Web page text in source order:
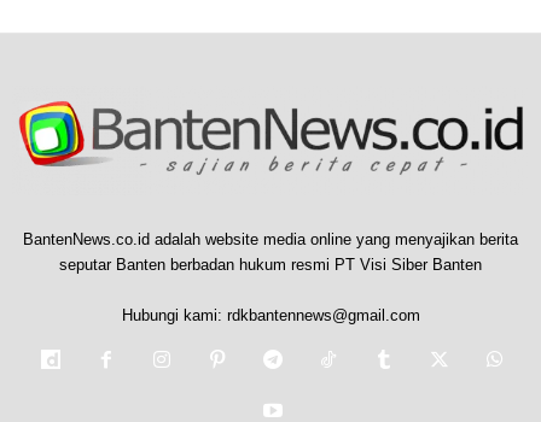
BantenNews.co.id adalah website media online yang menyajikan berita
seputar Banten berbadan hukum resmi PT Visi Siber Banten
Hubungi kami: rdkbantennews@gmail.com